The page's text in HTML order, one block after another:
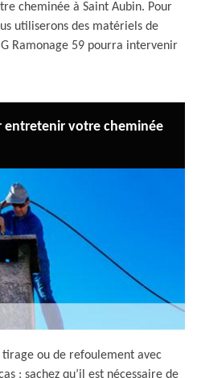
cheminée à Saint Aubin. Pour
utiliserons des matériels de
Ramonage 59 pourra intervenir
entretenir votre cheminée
tirage ou de refoulement avec
; sachez qu’il est nécessaire de